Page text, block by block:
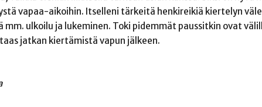
vapaa-aikoihin. Itselleni tärkeitä henkireikiä kiertelyn
mm. ulkoilu ja lukeminen. Toki pidemmät paussitkin ovat
jatkan kiertämistä vapun jälkeen.